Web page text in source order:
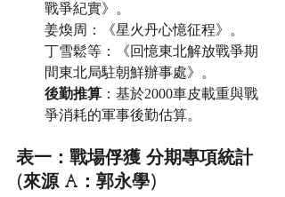
戰爭紀實》。
姜煥周：《星火丹心憶征程》。
丁雪鬆等：《回憶東北解放戰爭期
間東北局駐朝鮮辦事處》。
後勤推算 ：基於2000車皮載重與戰
爭消耗的軍事後勤估算。
表一：戰場俘獲 分期專項統計
(來源 A：郭永學)